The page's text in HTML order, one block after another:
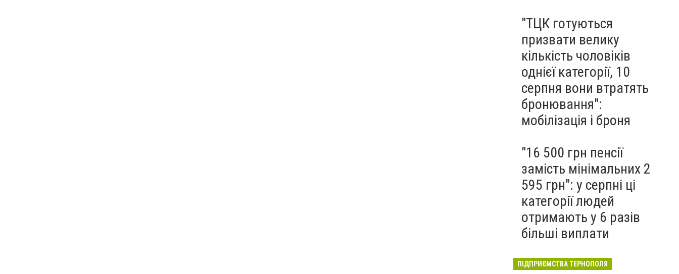
"ТЦК готуються
призвати велику
кількість чоловіків
однієї категорії, 10
серпня вони втратять
бронювання":
мобілізація і броня
"16 500 грн пенсії
замість мінімальних 2
595 грн": у серпні ці
категорії людей
отримають у 6 разів
більші виплати
ПІДПРИЄМСТВА ТЕРНОПОЛЯ